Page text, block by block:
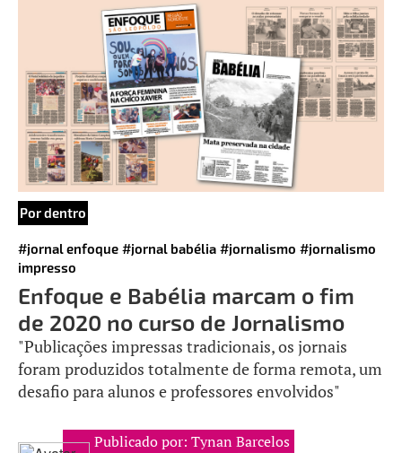
Por dentro
#jornal enfoque #jornal babélia #jornalismo #jornalismo
impresso
Enfoque e Babélia marcam o fim
de 2020 no curso de Jornalismo
"Publicações impressas tradicionais, os jornais
foram produzidos totalmente de forma remota, um
desafio para alunos e professores envolvidos"
Publicado por: Tynan Barcelos